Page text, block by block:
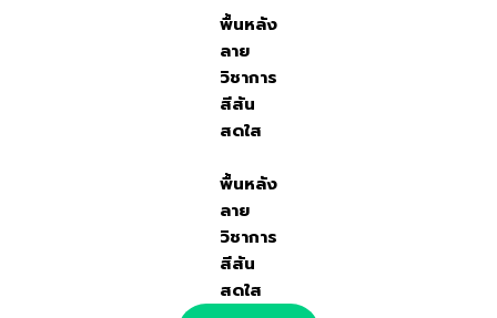
พื้นหลัง
ลาย
วิชาการ
สีสัน
สดใส
พื้นหลัง
ลาย
วิชาการ
สีสัน
สดใส